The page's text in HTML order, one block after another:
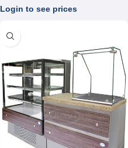
Login to see prices